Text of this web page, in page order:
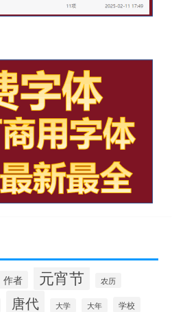
作者 元宵节 农历
唐代 大学 大年 学校